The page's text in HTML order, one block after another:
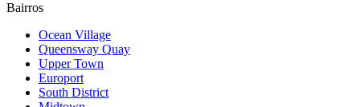
Bairros
Ocean Village
Queensway Quay
Upper Town
Europort
South District